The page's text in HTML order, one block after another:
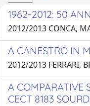
1962-2012: 50
2012/2013 CONCA,
A CANESTRO IN
2012/2013 FERRARI,
A COMPARATIVE
CECT 8183